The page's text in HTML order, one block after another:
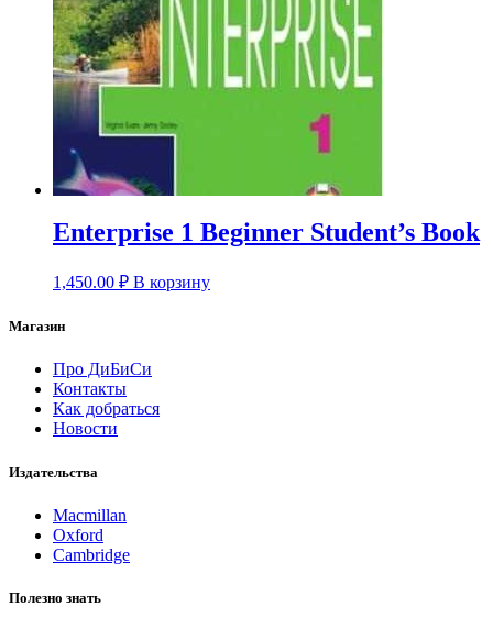
Enterprise 1 Beginner Student’s Book
1,450.00 ₽ В корзину
Магазин
Про ДиБиСи
Контакты
Как добраться
Новости
Издательства
Macmillan
Oxford
Cambridge
Полезно знать